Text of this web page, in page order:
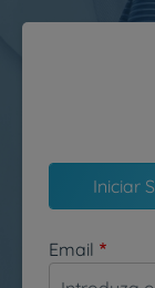
Passar para o
Iniciar
Email